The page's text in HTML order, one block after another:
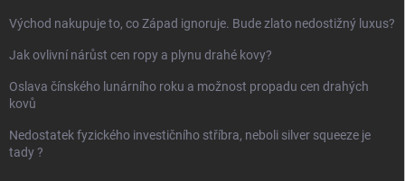
Východ nakupuje to, co Západ ignoruje. Bude zlato nedostižný luxus?
Jak ovlivní nárůst cen ropy a plynu drahé kovy?
Oslava čínského lunárního roku a možnost propadu cen drahých
kovů
Nedostatek fyzického investičního stříbra, neboli silver squeeze je
tady ?